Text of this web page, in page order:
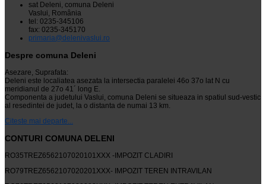
sat Deleni, comuna Deleni
Vaslui, România
tel: 0235-345106
fax: 0235-345170
primaria@delenivaslui.ro
Despre comuna Deleni
Asezare, Suprafata:
Deleni este localiatea asezata la intersectia paralelei 46o 37o lat N cu
meridianul de 27o 41´ long E.
Componenta a judetului Vaslui, comuna Deleni se situeaza in spatiul sud-vestic
al resedintei de judet, la o distanta de numai 13 km.
Citeste mai departe...
CONTURI COMUNA DELENI
RO35TREZ6562107020101XXX -IMPOZIT CLADIRI
RO79TREZ6562107020201XXX- IMPOZIT TEREN INTRAVILAN